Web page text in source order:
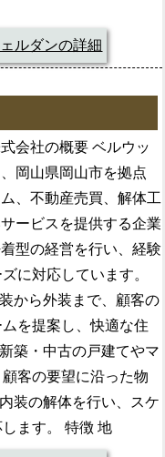
ルダンの詳細
会社の概要 ベルウッ
岡山県岡山市を拠点
、不動産売買、解体工
ービスを提供する企業
型の経営を行い、経験
に対応しています。
から外装まで、顧客の
を提案し、快適な住
築・中古の戸建てやマ
客の要望に沿った物
装の解体を行い、スケ
ます。 特徴 地